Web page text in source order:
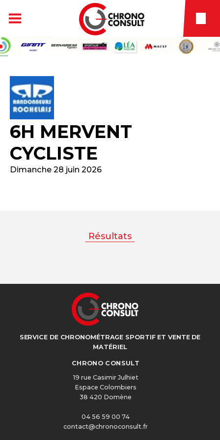
6H MERVENT
CYCLISTE
Dimanche 28 juin 2026
Résultats
SERVICE DE CHRONOMÉTRAGE SPORTIF ET VENTE DE
MATÉRIEL
CHRONO CONSULT
19 rue Casimir Julhiet
Espace Colombiers
38 420 Domène
04 56 59 00 74
contact@chronoconsult.fr